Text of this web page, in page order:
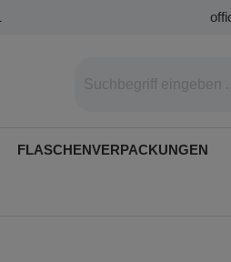
FLASCHENVERPACKUNGEN